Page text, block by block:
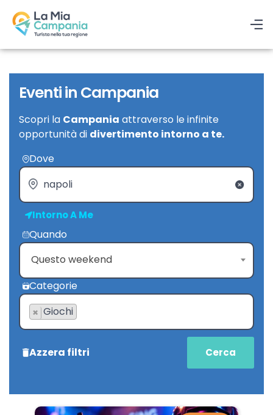
Eventi in Campania
Scopri la Campania attraverso le infinite
opportunità di divertimento intorno a te.
Dove
Intorno A Me
Quando
Questo weekend
Categorie
× Giochi
Azzera filtri